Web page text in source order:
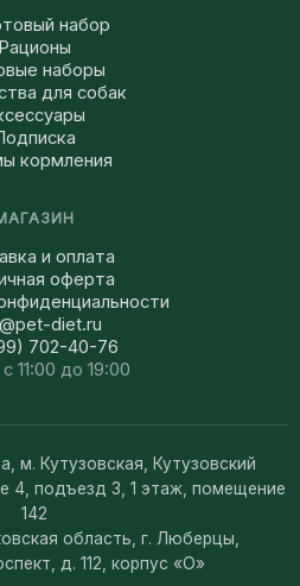
набор
Рационы
наборы
для собак
кормления
и оплата
оферта
diet.ru
702-40-76
11:00 до 19:00
м. Кутузовская, Кутузовский
4, подъезд 3, 1 этаж, помещение
142
область, г. Люберцы,
д. 112, корпус «О»